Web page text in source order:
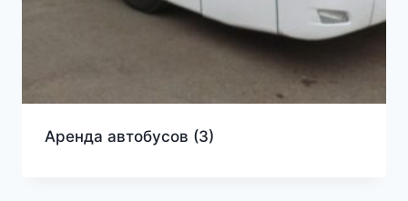
Аренда автобусов (3)